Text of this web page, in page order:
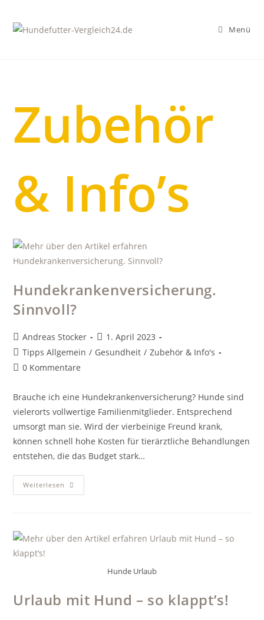
Inhalt
springen
Menü
Zubehör
& Info’s
Hundekrankenversicherung.
Sinnvoll?
Beitrags-
Autor:
Andreas Stocker
Beitrag
veröffentlicht:
1. April 2023
Beitrags-
Kategorie:
Tipps Allgemein / Gesundheit / Zubehör & Info's
Beitrags-
0 Kommentare
Brauche ich eine Hundekrankenversicherung? Hunde sind
vielerorts vollwertige Familienmitglieder. Entsprechend
umsorgt man sie. Wird der vierbeinige Freund krank,
können schnell hohe Kosten für tierärztliche Behandlungen
entstehen, die das Budget stark…
Weiterlesen Hundekrankenversicherung.
Sinnvoll?
Hunde Urlaub
Urlaub mit Hund – so klappt’s!